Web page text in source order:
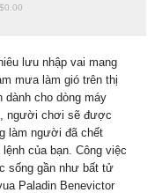
0.00
lưu nhập vai mang
mưa làm gió trên thị
dành cho dòng máy
người chơi sẽ được
làm người đã chết
của bạn. Công việc
sống gần như bất tử
Paladin Benevictor